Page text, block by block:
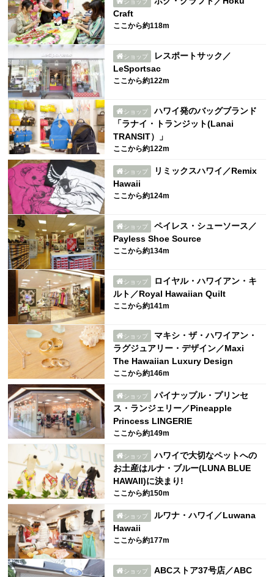
ショップ
Craft
ここから約118m
ショップ
レスポートサック／
LeSportsac
ここから約122m
ショップ
ハワイ発のバッグブランド
「ラナイ・トランジット(Lanai
TRANSIT）」
ここから約122m
ショップ
リミックスハワイ／Remix
Hawaii
ここから約124m
ショップ
ペイレス・シューソース／
Payless Shoe Source
ここから約134m
ショップ
ロイヤル・ハワイアン・キ
ルト／Royal Hawaiian Quilt
ここから約141m
ショップ
マキシ・ザ・ハワイアン・
ラグジュアリー・デザイン／Maxi
The Hawaiian Luxury Design
ここから約146m
ショップ
パイナップル・プリンセ
ス・ランジェリー／Pineapple
Princess LINGERIE
ここから約149m
ショップ
ハワイで大切なペットへの
お土産はルナ・ブルー(LUNA BLUE
HAWAII)に決まり!
ここから約150m
ショップ
ルワナ・ハワイ／Luwana
Hawaii
ここから約177m
ショップ
ABCストア37号店／ABC